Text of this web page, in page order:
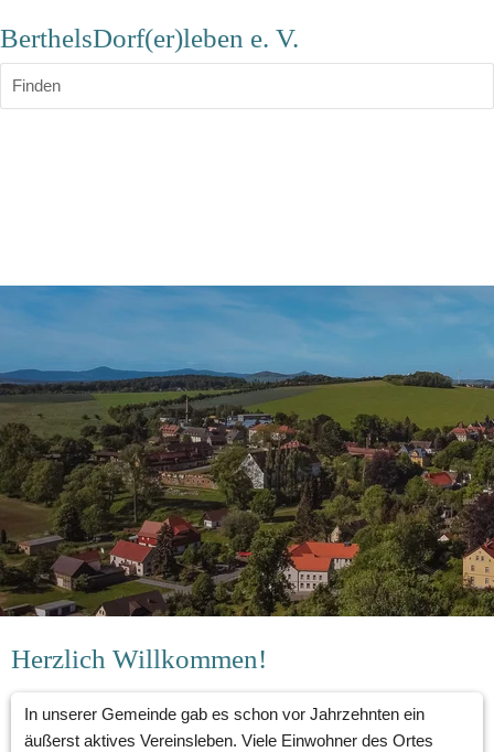
BerthelsDorf(er)leben e. V.
Finden
Herzlich Willkommen!
In unserer Gemeinde gab es schon vor Jahrzehnten ein
äußerst aktives Vereinsleben. Viele Einwohner des Ortes